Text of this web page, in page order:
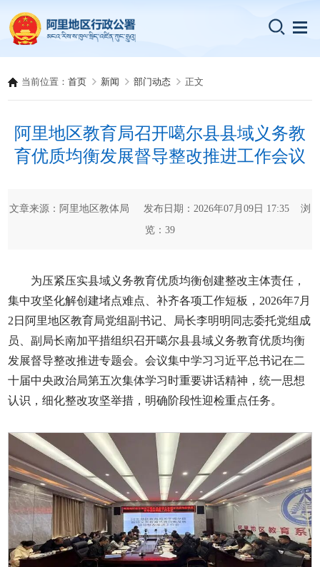
当前位置：首页 新闻 部门动态 正文
阿里地区教育局召开噶尔县县域义务教
育优质均衡发展督导整改推进工作会议
文章来源：阿里地区教体局 发布日期：2026年07月09日 17:35 浏
览： 39
为压紧压实县域义务教育优质均衡创建整改主体责任，
集中攻坚化解创建堵点难点、补齐各项工作短板，2026年7月
2日阿里地区教育局党组副书记、局长李明明同志委托党组成
员、副局长南加平措组织召开噶尔县县域义务教育优质均衡
发展督导整改推进专题会。会议集中学习习近平总书记在二
十届中央政治局第五次集体学习时重要讲话精神，统一思想
认识，细化整改攻坚举措，明确阶段性迎检重点任务。